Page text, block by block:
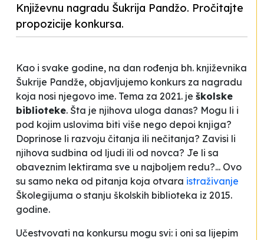
Književnu nagradu Šukrija Pandžo. Pročitajte
propozicije konkursa.
Kao i svake godine, na dan rođenja bh. književnika
Šukrije Pandže, objavljujemo konkurs za nagradu
koja nosi njegovo ime. Tema za 2021. je školske
biblioteke. Šta je njihova uloga danas? Mogu li i
pod kojim uslovima biti više nego depoi knjiga?
Doprinose li razvoju čitanja ili nečitanja? Zavisi li
njihova sudbina od ljudi ili od novca? Je li sa
obaveznim lektirama sve u najboljem redu?... Ovo
su samo neka od pitanja koja otvara istraživanje
Školegijuma o stanju školskih biblioteka iz 2015.
godine.
Učestvovati na konkursu mogu svi: i oni sa lijepim